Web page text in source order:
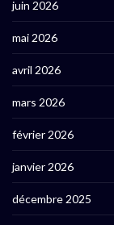
juin 2026
mai 2026
avril 2026
mars 2026
février 2026
janvier 2026
décembre 2025